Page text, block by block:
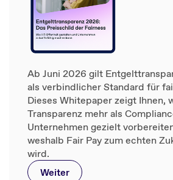
Ab Juni 2026 gilt
als verbindlicher Standard für
Dieses Whitepaper zeigt Ihnen,
Transparenz mehr als
Unternehmen gezielt
weshalb Fair Pay zum echten
wird.
Weiter